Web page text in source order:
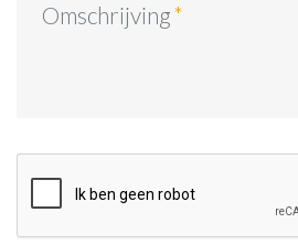
Omschrijving